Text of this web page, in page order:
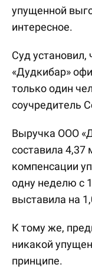
упущенной
интересное.
Суд установил,
«Дудкибар»
только один
соучредитель
Выручка ООО
составила 4,37
компенсации
одну неделю с
выставила на
К тому же,
никакой
принципе.